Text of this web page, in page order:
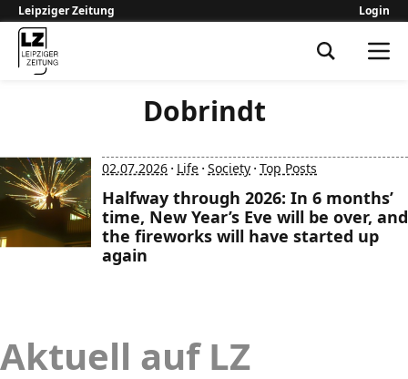
Leipziger Zeitung Login
Dobrindt
02.07.2026 · Life · Society · Top Posts
Halfway through 2026: In 6 months’
time, New Year’s Eve will be over, and
the fireworks will have started up
again
Aktuell auf LZ